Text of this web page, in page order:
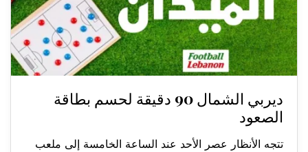
ديربي الشمال 90 دقيقة لحسم بطاقة
الصعود
تتجه الأنظار عصر الأحد عند الساعة الخامسة إلى ملعب